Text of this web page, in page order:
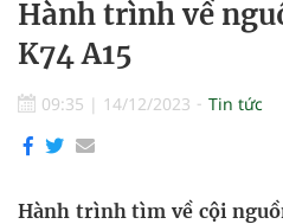
Hành trình về
K74 A15
09:35 | 14/12/2023 Tin tức
Hành trình tìm về cội